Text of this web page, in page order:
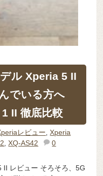
ル Xperia 5 II
でいる方へ
II 徹底比較
レビュー,Xperia
,XQ-AS42
0
II レビュー そろそろ、5G